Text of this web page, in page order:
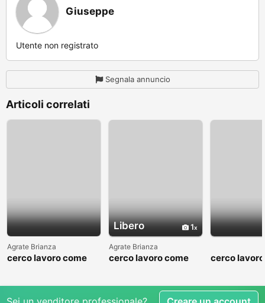
Giuseppe
Utente non registrato
Segnala annuncio
Articoli correlati
Agrate Brianza
cerco lavoro come
Libero 1
Agrate Brianza
cerco lavoro come
cerco